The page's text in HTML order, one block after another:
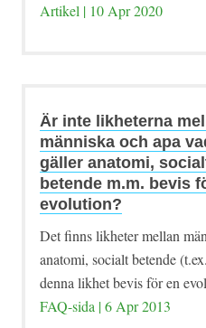
Artikel | 10 Apr 2020
Är inte likheterna
människa och apa
gäller anatomi,
betende m.m. bevis
evolution?
Det finns likheter mellan
anatomi, socialt betende
denna likhet bevis för en
FAQ-sida | 6 Apr 2013